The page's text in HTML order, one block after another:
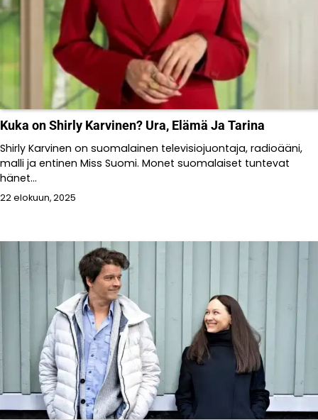
Kuka on Shirly Karvinen? Ura, Elämä Ja Tarina
Shirly Karvinen on suomalainen televisiojuontaja, radioääni,
malli ja entinen Miss Suomi. Monet suomalaiset tuntevat
hänet...
22 elokuun, 2025